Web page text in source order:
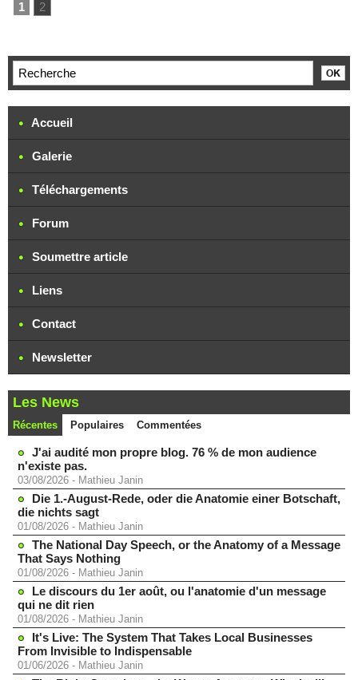
1 2
Accueil
Galerie
Téléchargements
Forum
Soumettre article
Liens
Contact
Newsletter
Les News
Récentes Populaires Commentées
J'ai audité mon propre blog. 76 % de mon audience
n'existe pas.
03/08/2026 - Mathieu Janin
Die 1.-August-Rede, oder die Anatomie einer Botschaft,
die nichts sagt
01/08/2026 - Mathieu Janin
The National Day Speech, or the Anatomy of a Message
That Says Nothing
01/08/2026 - Mathieu Janin
Le discours du 1er août, ou l'anatomie d'un message
qui ne dit rien
01/08/2026 - Mathieu Janin
It's Live: The System That Takes Local Businesses
From Invisible to Indispensable
01/06/2026 - Mathieu Janin